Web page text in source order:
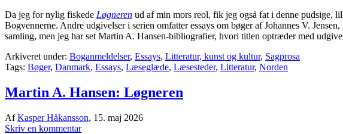
Da jeg for nylig fiskede Løgneren ud af min mors reol, fik jeg også fat i denne pudsige,
Bogvennerne. Andre udgivelser i serien omfatter essays om bøger af Johannes V.
samling, men jeg har set Martin A. Hansen-bibliografier, hvori titlen optræder med
Arkiveret under: Boganmeldelser, Essays, Litteratur, kunst og kultur, Sagprosa
Tags: Bøger, Danmark, Essays, Læseglæde, Læsesteder, Litteratur, Norden
Martin A. Hansen: Løgneren
AfKasper Håkansson, 15. maj 2026
Skriv en kommentar